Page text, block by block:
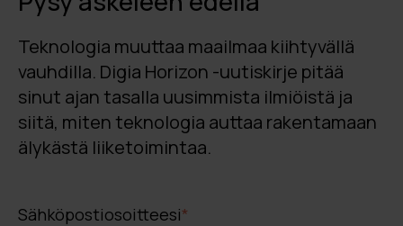
Teknologia muuttaa maailmaa kiihtyvällä
vauhdilla. Digia Horizon -uutiskirje pitää
sinut ajan tasalla uusimmista ilmiöistä ja
siitä, miten teknologia auttaa rakentamaan
älykästä liiketoimintaa.
Sähköpostiosoitteesi*